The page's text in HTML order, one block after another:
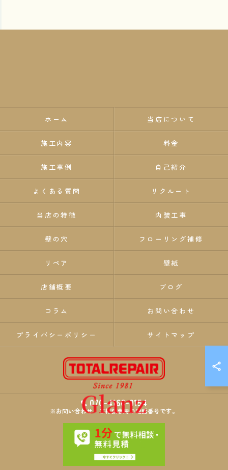
070-4166-9154
※お問い合わせ・ご相談専用の電話番号です。
ホーム 当店について
施工内容 料金
施工事例 自己紹介
よくある質問 リクルート
当店の特徴 内装工事
壁の穴 フローリング補修
リペア 壁紙
店舗概要 ブログ
コラム お問い合わせ
プライバシーポリシー サイトマップ
© 2026 埼玉のリペア・リフォームならTOTALREPAIR Glanz ALL RIGHTS
RESERVED.